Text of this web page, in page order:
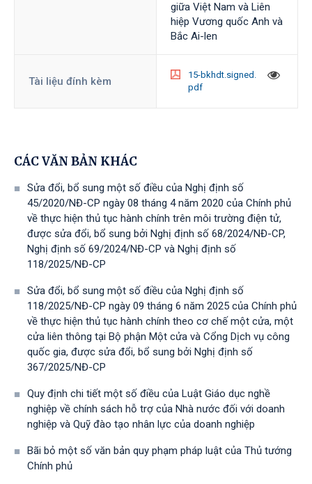
giữa Việt Nam và Liên
hiệp Vương quốc Anh và
Bắc Ai-len
Tài liệu đính kèm
15-bkhdt.signed.
pdf
CÁC VĂN BẢN KHÁC
Sửa đổi, bổ sung một số điều của Nghị định số
45/2020/NĐ-CP ngày 08 tháng 4 năm 2020 của Chính phủ
về thực hiện thủ tục hành chính trên môi trường điện tử,
được sửa đổi, bổ sung bởi Nghị định số 68/2024/NĐ-CP,
Nghị định số 69/2024/NĐ-CP và Nghị định số
118/2025/NĐ-СР
Sửa đổi, bổ sung một số điều của Nghị định số
118/2025/NĐ-CP ngày 09 tháng 6 năm 2025 của Chính phủ
về thực hiện thủ tục hành chính theo cơ chế một cửa, một
cửa liên thông tại Bộ phận Một cửa và Cổng Dịch vụ công
quốc gia, được sửa đổi, bổ sung bởi Nghị định số
367/2025/NĐ-СР
Quy định chi tiết một số điều của Luật Giáo dục nghề
nghiệp về chính sách hỗ trợ của Nhà nước đối với doanh
nghiệp và Quỹ đào tạo nhân lực của doanh nghiệp
Bãi bỏ một số văn bản quy phạm pháp luật của Thủ tướng
Chính phủ